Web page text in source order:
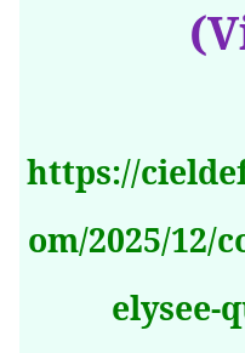
https://
om/2025/12/
elysee-